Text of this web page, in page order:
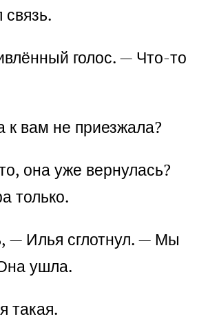
голос. — Что-то
вам не приезжала?
она уже вернулась?
только.
— Илья сглотнул. — Мы
ушла.
такая.